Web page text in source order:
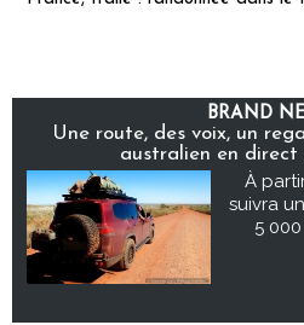
BRAND
Une route, des voix, un
australien en direct
À
suivra
5